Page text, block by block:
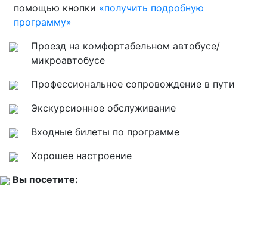
помощью кнопки «получить подробную
программу»
Проезд на комфортабельном автобусе/
микроавтобусе
Профессиональное сопровождение в пути
Экскурсионное обслуживание
Входные билеты по программе
Хорошее настроение
Вы посетите: